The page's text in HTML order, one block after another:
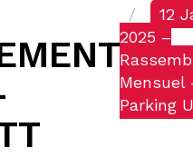
12
2025 –
Mensuel
Parking